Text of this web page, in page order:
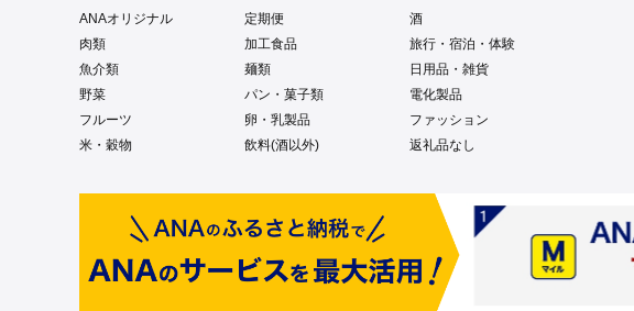
ANAオリジナル 定期便
酒
肉類
加工食品
旅行・宿泊・体験
魚介類
麺類
日用品・雑貨
野菜
パン・菓子類
電化製品
フルーツ
卵・乳製品
ファッション
米・穀物
飲料(酒以外) 返礼品なし